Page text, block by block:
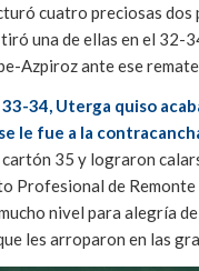
cuatro preciosas dos
una de ellas en el 32-
Azpiroz ante ese
34, Uterga quiso
le fue a la
cartón 35 y lograron
Profesional de
nivel para alegría
les arroparon en las